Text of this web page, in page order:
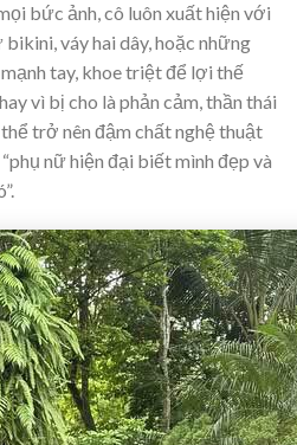
bức ảnh, cô luôn xuất hiện với
váy hai dây, hoặc những
tay, khoe triệt để lợi thế
vì bị cho là phản cảm, thần thái
trở nên đậm chất nghệ thuật
nữ hiện đại biết mình đẹp và